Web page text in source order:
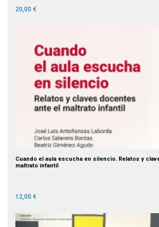
20,00 €
Cuando el aula escucha en silencio. Relatos y
maltrato infantil
12,00 €